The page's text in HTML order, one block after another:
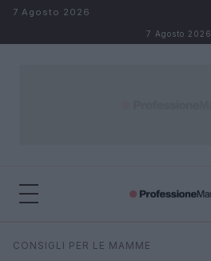
Salta al contenuto
7 Agosto 2026
7 Agosto 2026
Cerca
CONSIGLI PER LE MAMME